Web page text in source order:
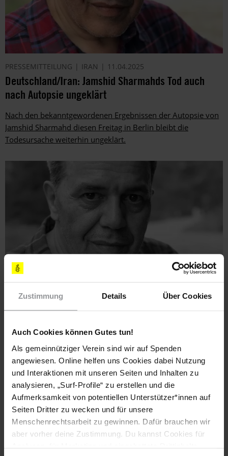
Zustimmung Details Über Cookies
Auch Cookies können Gutes tun!
Als gemeinnütziger Verein sind wir auf Spenden
angewiesen. Online helfen uns Cookies dabei Nutzung
und Interaktionen mit unseren Seiten und Inhalten zu
analysieren, „Surf-Profile“ zu erstellen und die
Aufmerksamkeit von potentiellen Unterstützer*innen auf
Seiten Dritter zu wecken und für unsere
Menschenrechtsarbeit zu gewinnen. Dafür brauchen wir
aber vorher deine Zustimmung. Du kannst Cookies für
PRESSEMITTEILUNG IRAN 11.04.2025
Deutschland/Iran: Jamshid Sharmahds Tod auch
nach Autopsie ungeklärt
Nach den bekanntgewordenen Ergebnissen der Autopsie von
Jamshid Sharmahd diesen Freitag in Berlin bleibt die
Todesursache weiterhin ungeklärt.
PRESSEMITTEILUNG 29.10.2024
Iran: Hinrichtung von Jamshid Sharmahd ist
Amnesty fordert die iranische Regierung erneut auf, die
Todesstrafe abzuschaffen und die Praxis der Scheinprozesse
zu beenden.
BERLIN
20.07.2023
Mahnwache für Jamshid Sharmahd vor der
iranischen Botschaft in Berlin